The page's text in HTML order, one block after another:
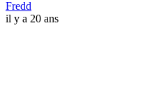
Fredd
il y a 20 ans